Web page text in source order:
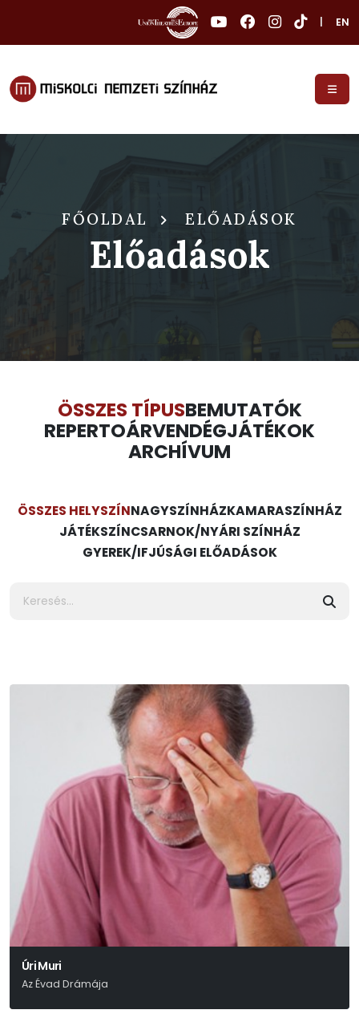
EN
FŐOLDAL ELŐADÁSOK
Előadások
ÖSSZES TÍPUSBEMUTATÓK
REPERTOÁRVENDÉGJÁTÉKOK
ARCHÍVUM
ÖSSZES HELYSZÍNNAGYSZÍNHÁZKAMARASZÍNHÁZ
JÁTÉKSZÍNCSARNOK/NYÁRI SZÍNHÁZ
GYEREK/IFJÚSÁGI ELŐADÁSOK
Úri Muri
Az Évad Drámája